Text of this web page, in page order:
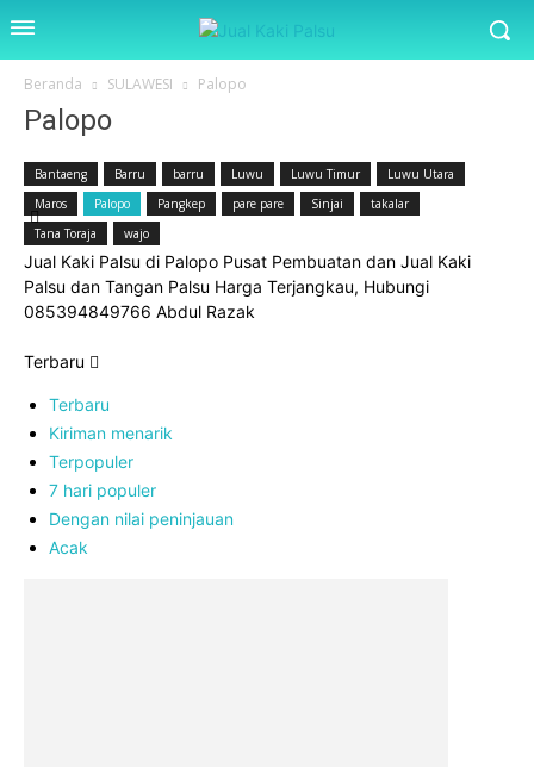
Beranda SULAWESI Palopo
Palopo
Bantaeng Barru barru Luwu Luwu Timur
Luwu Utara
Maros
Palopo Pangkep pare pare Sinjai
takalar
Tana Toraja
wajo
Jual Kaki Palsu di Palopo Pusat Pembuatan dan Jual Kaki
Palsu dan Tangan Palsu Harga Terjangkau, Hubungi
085394849766 Abdul Razak
Terbaru
Terbaru
Kiriman menarik
Terpopuler
7 hari populer
Dengan nilai peninjauan
Acak